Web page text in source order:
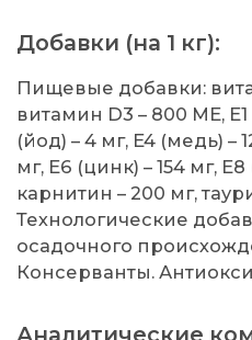
Добавки (на 1 кг):
Пищевые добавки:
витамин D3 – 800 MЕ,
(йод) – 4 мг, E4 (медь) –
мг, E6 (цинк) – 154 мг,
карнитин – 200 мг,
Технологические
осадочного
Консерванты.
Аналитические